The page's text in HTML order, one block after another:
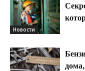
Новости